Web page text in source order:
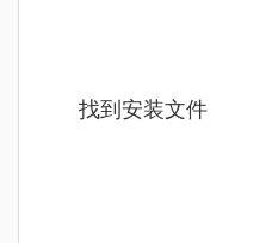
找到安装文件